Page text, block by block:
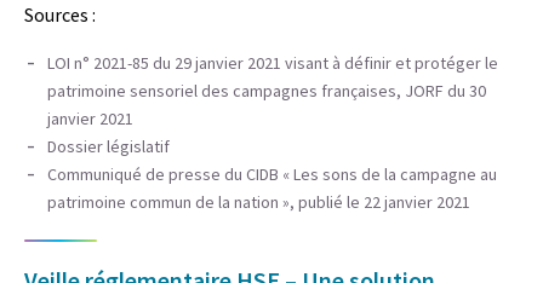
Sources :
LOI n° 2021-85 du 29 janvier 2021 visant à définir et protéger le
patrimoine sensoriel des campagnes françaises, JORF du 30
janvier 2021
Dossier législatif
Communiqué de presse du CIDB « Les sons de la campagne au
patrimoine commun de la nation », publié le 22 janvier 2021